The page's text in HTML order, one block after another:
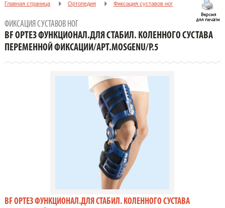
Главная страница Ортопедия Фиксация суставов ног
ПЕРЕМЕННОЙ ФИКСАЦИИ/АРТ.MOSGENU/Р.5
ФИКСАЦИЯ СУСТАВОВ НОГ
BF ОРТЕЗ ФУНКЦИОНАЛ.ДЛЯ СТАБИЛ. КОЛЕННОГО СУСТАВА
ПЕРЕМЕННОЙ ФИКСАЦИИ/АРТ.MOSGENU/Р.5
BF ОРТЕЗ ФУНКЦИОНАЛ.ДЛЯ СТАБИЛ. КОЛЕННОГО СУСТАВА